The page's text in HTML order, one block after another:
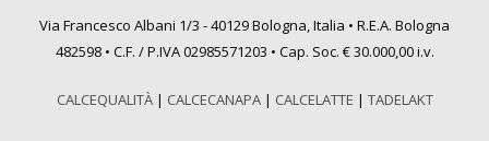
Via Francesco Albani 1/3 - 40129 Bologna, Italia • R.E.A. Bologna
482598 • C.F. / P.IVA 02985571203 • Cap. Soc. € 30.000,00 i.v.
CALCEQUALITÀ| CALCECANAPA| CALCELATTE | TADELAKT